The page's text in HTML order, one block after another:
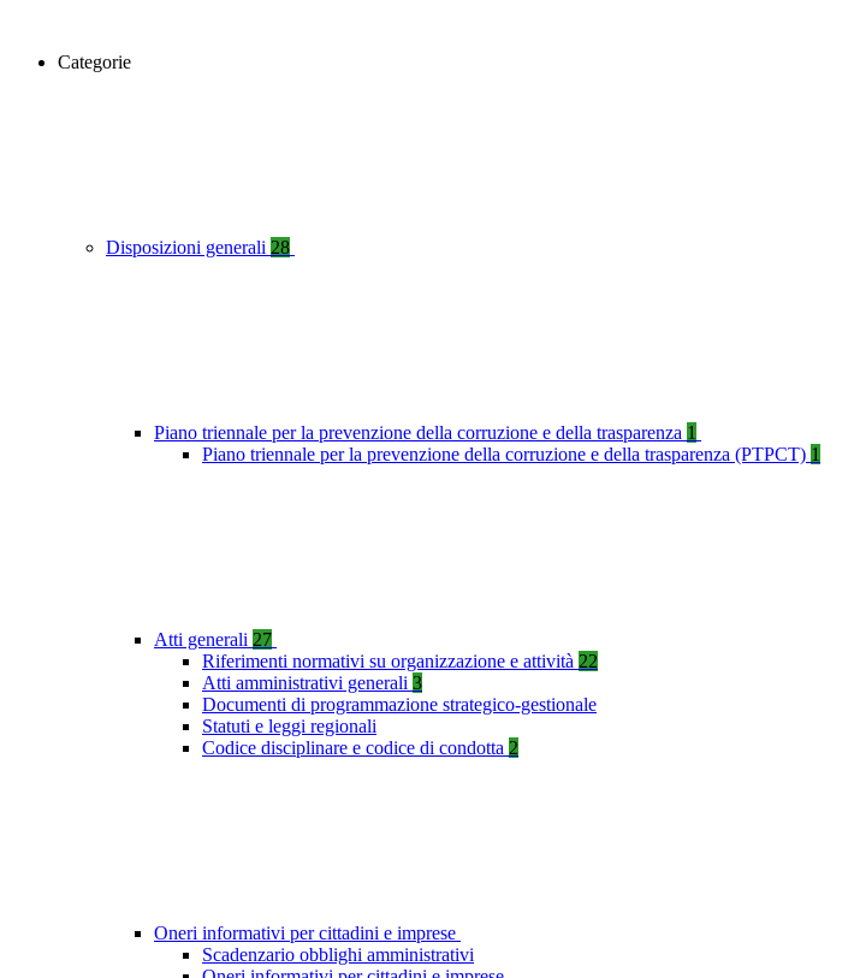
Categorie
Disposizioni generali 28
Piano triennale per la prevenzione della corruzione e della trasparenza 1
Piano triennale per la prevenzione della corruzione e della trasparenza (PTPCT) 1
Atti generali 27
Riferimenti normativi su organizzazione e attività 22
Atti amministrativi generali 3
Documenti di programmazione strategico-gestionale
Statuti e leggi regionali
Codice disciplinare e codice di condotta 2
Oneri informativi per cittadini e imprese
Scadenzario obblighi amministrativi